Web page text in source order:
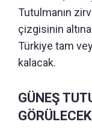
Tutulmanın
çizgisinin
Türkiye tam
kalacak.
GÜNEŞ